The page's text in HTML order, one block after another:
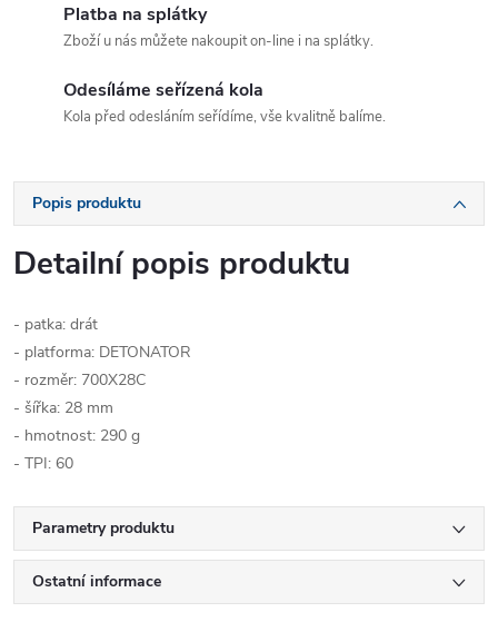
Platba na splátky
Zboží u nás můžete nakoupit on-line i na splátky.
Odesíláme seřízená kola
Kola před odesláním seřídíme, vše kvalitně balíme.
Popis produktu
Detailní popis produktu
- patka: drát
- platforma: DETONATOR
- rozměr: 700X28C
- šířka: 28 mm
- hmotnost: 290 g
- TPI: 60
Parametry produktu
Ostatní informace